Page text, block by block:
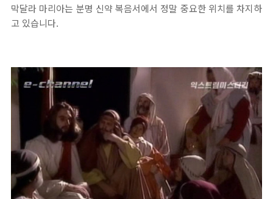
막달라 마리아는 분명 신약 복음서에서 정말 중요한 위치를 차지하
고 있습니다.